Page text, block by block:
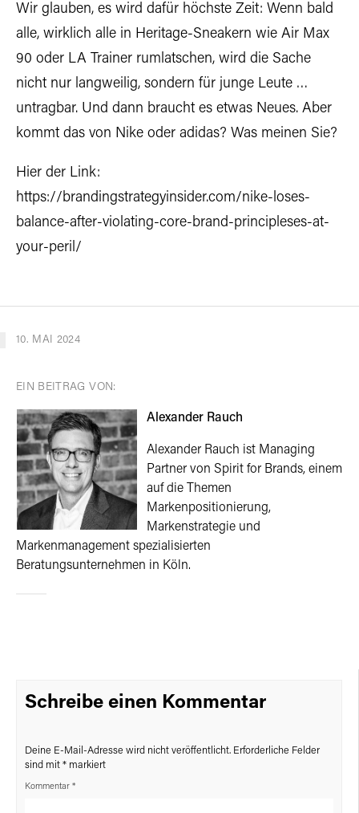
Wir glauben, es wird dafür höchste Zeit: Wenn bald
alle, wirklich alle in Heritage-Sneakern wie Air Max
90 oder LA Trainer rumlatschen, wird die Sache
nicht nur langweilig, sondern für junge Leute …
untragbar. Und dann braucht es etwas Neues. Aber
kommt das von Nike oder adidas? Was meinen Sie?
Hier der Link:
https://brandingstrategyinsider.com/nike-loses-
balance-after-violating-core-brand-principleses-at-
your-peril/
10. MAI 2024
EIN BEITRAG VON:
Alexander Rauch
Alexander Rauch ist Managing
Partner von Spirit for Brands, einem
auf die Themen
Markenpositionierung,
Markenstrategie und
Markenmanagement spezialisierten
Beratungsunternehmen in Köln.
Schreibe einen Kommentar
Deine E-Mail-Adresse wird nicht veröffentlicht. Erforderliche Felder
sind mit * markiert
Kommentar *